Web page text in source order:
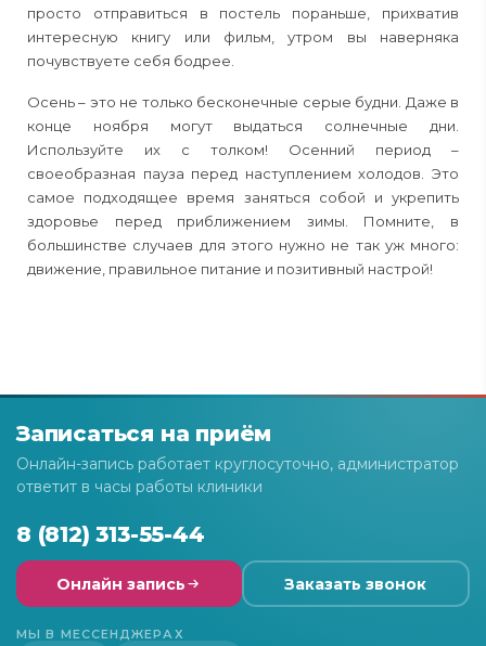
просто отправиться в постель пораньше, прихватив
интересную книгу или фильм, утром вы наверняка
почувствуете себя бодрее.
Осень – это не только бесконечные серые будни. Даже в
конце ноября могут выдаться солнечные дни.
Используйте их с толком! Осенний период –
своеобразная пауза перед наступлением холодов. Это
самое подходящее время заняться собой и укрепить
здоровье перед приближением зимы. Помните, в
большинстве случаев для этого нужно не так уж много:
движение, правильное питание и позитивный настрой!
Записаться на приём
Онлайн-запись работает круглосуточно, администратор
ответит в часы работы клиники
8 (812) 313-55-44
Онлайн запись Заказать звонок
МЫ В МЕССЕНДЖЕРАХ